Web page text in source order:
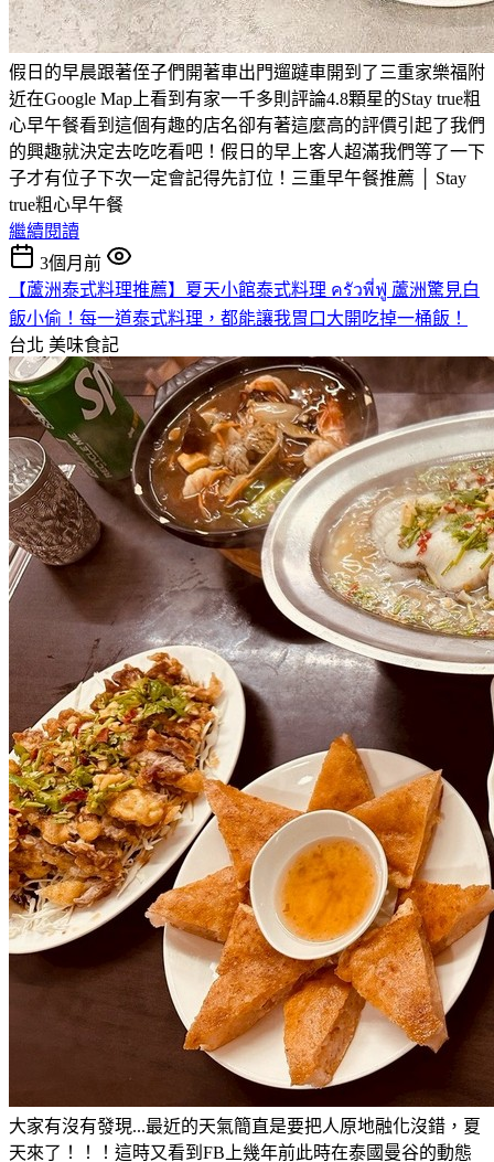
假日的早晨跟著侄子們開著車出門遛躂車開到了三重家樂福附
近在Google Map上看到有家一千多則評論4.8顆星的Stay true粗
心早午餐看到這個有趣的店名卻有著這麼高的評價引起了我們
的興趣就決定去吃吃看吧！假日的早上客人超滿我們等了一下
子才有位子下次一定會記得先訂位！三重早午餐推薦 │ Stay
true粗心早午餐
繼續閱讀
3個月前
【蘆洲泰式料理推薦】夏天小館泰式料理 ครัวพี่ฟู่ 蘆洲驚見白
飯小偷！每一道泰式料理，都能讓我胃口大開吃掉一桶飯！
台北 美味食記
大家有沒有發現...最近的天氣簡直是要把人原地融化沒錯，夏
天來了！！！這時又看到FB上幾年前此時在泰國曼谷的動態